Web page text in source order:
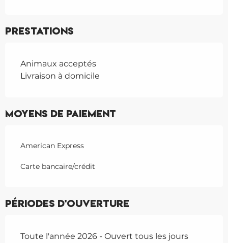
Prestations
Animaux acceptés
Livraison à domicile
Moyens de paiement
American Express
Carte bancaire/crédit
Périodes d'ouverture
Toute l'année 2026 - Ouvert tous les jours